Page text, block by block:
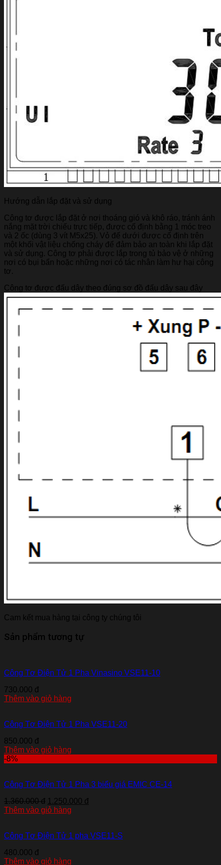
Hướng dẫn lắp đặt và sử dụng
Công tơ được lắp đặt ở nơi thoáng gió và khô ráo, tránh ánh
nắng mặt trời chiếu trực tiếp, được cố định bằng 1 móc treo
và 2 ốc (dùng 3 vít M5x25). Vỏ đế dưới được cố định trên
một khối vật liệu chống cháy để đảm bảo an toàn khi lắp đặt
và sử dụng. Công tơ phải được lắp trong tủ bảo vệ ở những
nơi có bụi bẩn hoặc những nơi có tác nhân làm hư hại công
tơ.
Công tơ được đấu dây theo đúng sơ đồ đấu dây sau đây
Cam kết mua hàng tại công ty chúng tôi
Sản phẩm tương tự
Công Tơ Điện Tử 1 Pha Vinasino VSE11-10
730.000 đ
Thêm vào giỏ hàng
Công Tơ Điện Tử 1 Pha VSE11-20
850.000 đ
Thêm vào giỏ hàng
-8%
Công Tơ Điện Tử 1 Pha 3 biểu giá EMIC CE-14
1.360.000 đ 1.250.000 đ
Thêm vào giỏ hàng
Công Tơ Điện Tử 1 pha VSE11-S
480.000 đ
Thêm vào giỏ hàng